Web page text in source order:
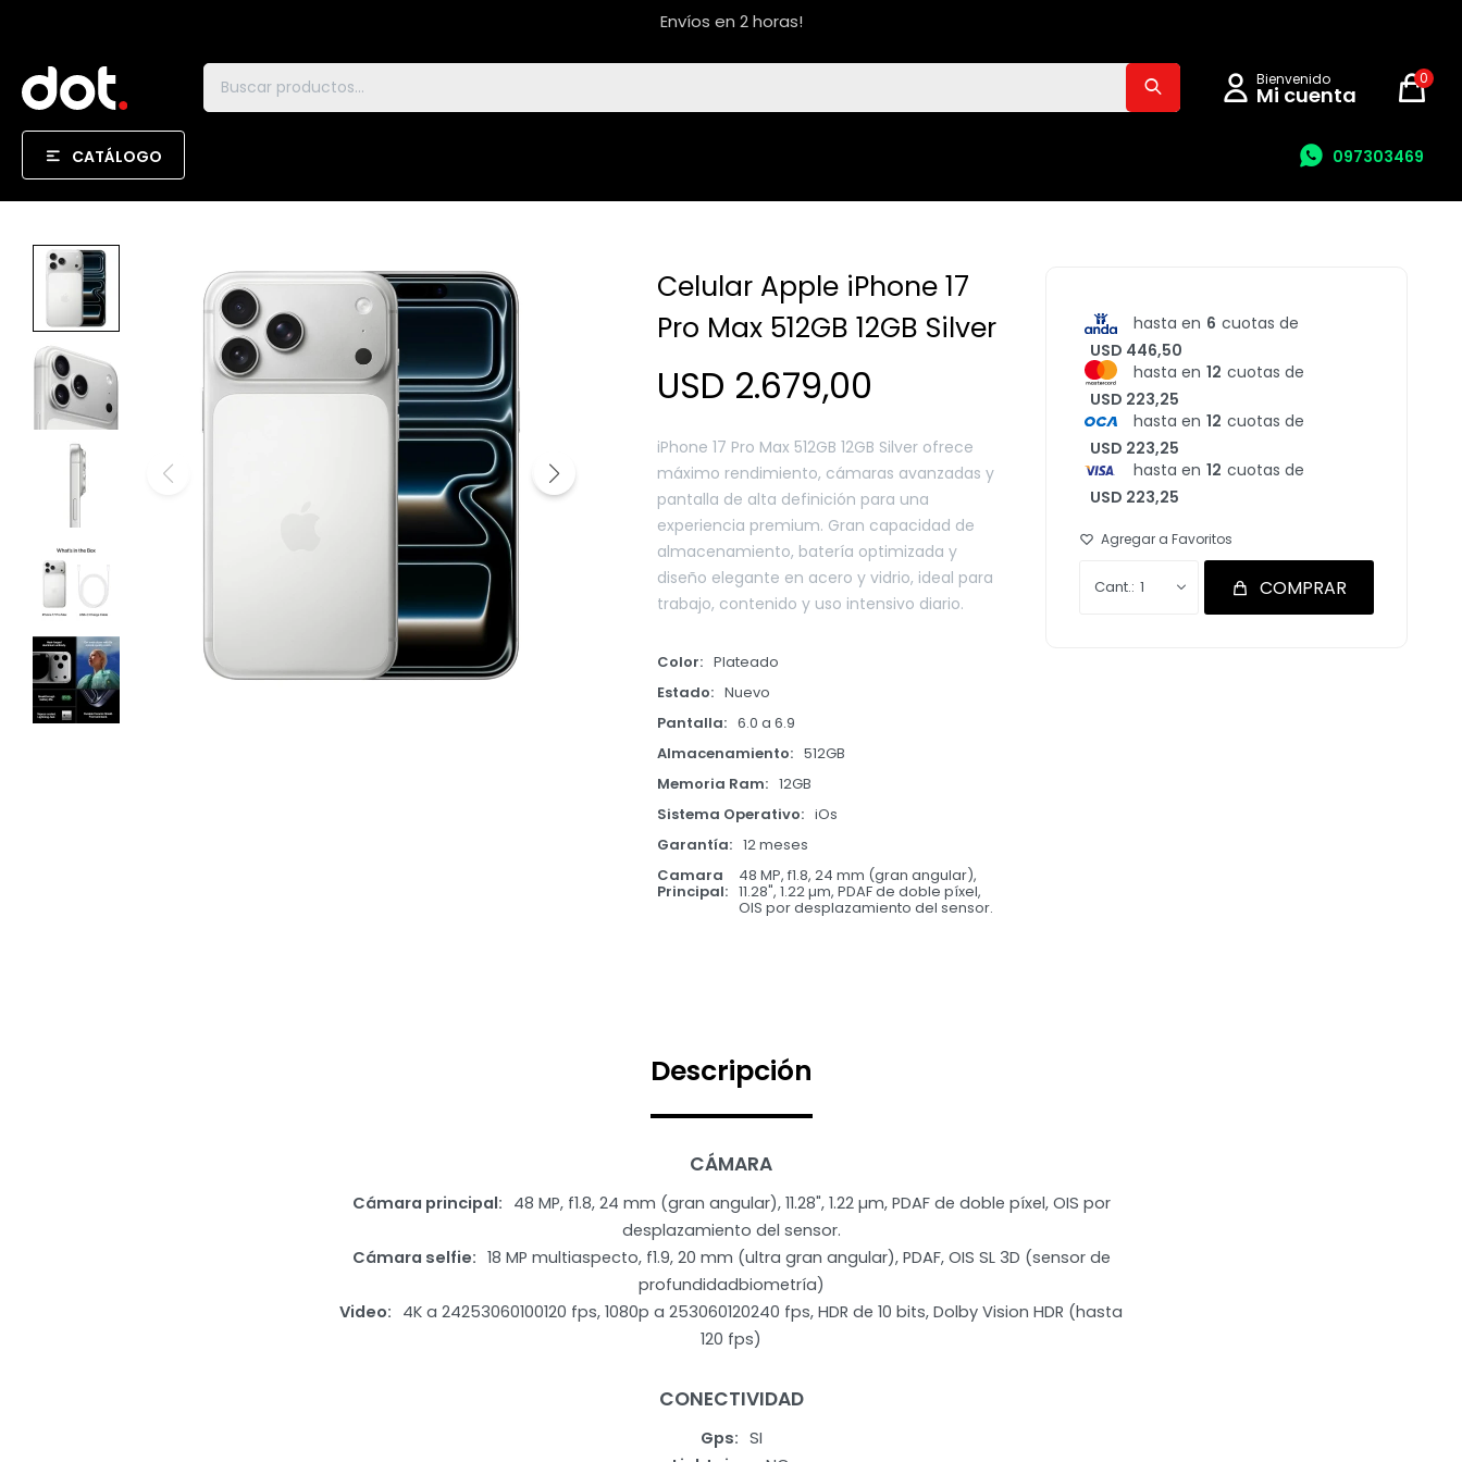
Envíos en 2 horas!
CATÁLOGO 097303469
0
Celular Apple iPhone 17
Pro Max 512GB 12GB Silver
USD 2.679,00
iPhone 17 Pro Max 512GB 12GB Silver ofrece
máximo rendimiento, cámaras avanzadas y
pantalla de alta definición para una
experiencia premium. Gran capacidad de
almacenamiento, batería optimizada y
diseño elegante en acero y vidrio, ideal para
trabajo, contenido y uso intensivo diario.
Color
Plateado
Estado
Nuevo
Pantalla
6.0 a 6.9
Almacenamiento
512GB
Memoria Ram
12GB
Sistema Operativo
iOs
Garantía
12 meses
Camara
Principal
48 MP, f1.8, 24 mm (gran angular),
11.28", 1.22 µm, PDAF de doble píxel,
OIS por desplazamiento del sensor.
hasta en 6 cuotas de
USD 446,50
hasta en 12 cuotas de
USD 223,25
hasta en 12 cuotas de
USD 223,25
hasta en 12 cuotas de
USD 223,25
1 COMPRAR
Descripción
CÁMARA
Cámara principal
48 MP, f1.8, 24 mm (gran angular), 11.28", 1.22 µm, PDAF de doble píxel, OIS por
desplazamiento del sensor.
Cámara selfie
18 MP multiaspecto, f1.9, 20 mm (ultra gran angular), PDAF, OIS SL 3D (sensor de
profundidadbiometría)
Video
4K a 24253060100120 fps, 1080p a 253060120240 fps, HDR de 10 bits, Dolby Vision HDR (hasta
120 fps)
CONECTIVIDAD
Gps
SI